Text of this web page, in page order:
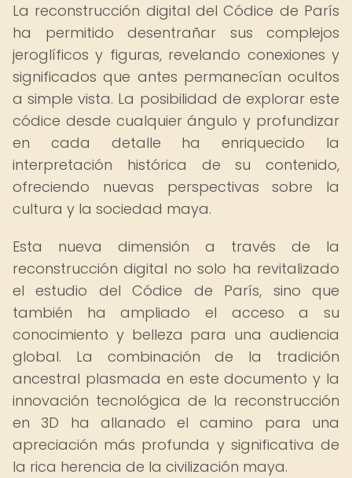
La reconstrucción digital del Códice de París
ha permitido desentrañar sus complejos
jeroglíficos y figuras, revelando conexiones y
significados que antes permanecían ocultos
a simple vista. La posibilidad de explorar este
códice desde cualquier ángulo y profundizar
en cada detalle ha enriquecido la
interpretación histórica de su contenido,
ofreciendo nuevas perspectivas sobre la
cultura y la sociedad maya.
Esta nueva dimensión a través de la
reconstrucción digital no solo ha revitalizado
el estudio del Códice de París, sino que
también ha ampliado el acceso a su
conocimiento y belleza para una audiencia
global. La combinación de la tradición
ancestral plasmada en este documento y la
innovación tecnológica de la reconstrucción
en 3D ha allanado el camino para una
apreciación más profunda y significativa de
la rica herencia de la civilización maya.